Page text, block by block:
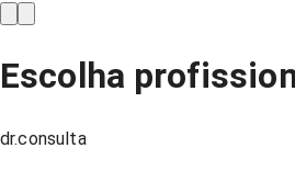
Escolha
dr.consulta